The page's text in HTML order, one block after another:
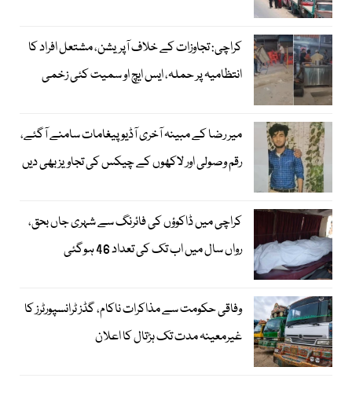
کراچی: تجاوزات کے خلاف آپریشن، مشتعل افراد کا
انتظامیہ پر حملہ، ایس ایچ او سمیت کئی زخمی
میر رضا کے مبینہ آخری آڈیو پیغامات سامنے آگئے،
رقم وصولی اور لاکھوں کے چیکس کی تجاویز بھی دیں
کراچی میں ڈاکوؤں کی فائرنگ سے شہری جاں بحق،
رواں سال میں اب تک کی تعداد 46 ہوگئی
وفاقی حکومت سے مذاکرات ناکام، گڈز ٹرانسپورٹرز کا
غیرمعینہ مدت تک ہڑتال کا اعلان